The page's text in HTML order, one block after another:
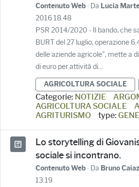
Contenuto Web · Da Lucia
2016 18.48
PSR 2014/2020 - Il bando, che
BURT del 27 luglio, operazione
delle aziende agricole", mette a
di euro per attività di...
AGRICOLTURA SOCIALE
Categorie: NOTIZIE
AGRICOLTURA SOCIALE
AGRITURISMO
type:
Lo storytelling di
sociale si incontrano.
Contenuto Web · Da Bruno
13.19